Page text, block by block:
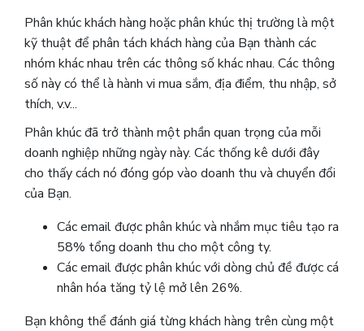
Phân khúc khách hàng hoặc phân khúc thị trường là một
kỹ thuật để phân tách khách hàng của Bạn thành các
nhóm khác nhau trên các thông số khác nhau. Các thông
số này có thể là hành vi mua sắm, địa điểm, thu nhập, sở
thích, v.v...
Phân khúc đã trở thành một phần quan trọng của mỗi
doanh nghiệp những ngày này.Các thống kê dưới đây
cho thấy cách nó đóng góp vào doanh thu và chuyển đổi
của Bạn.
Các email được phân khúc và nhắm mục tiêu tạo ra
58% tổng doanh thu cho một công ty.
Các email được phân khúc với dòng chủ đề được cá
nhân hóa tăng tỷ lệ mở lên 26%.
Bạn không thể đánh giá từng khách hàng trên cùng một